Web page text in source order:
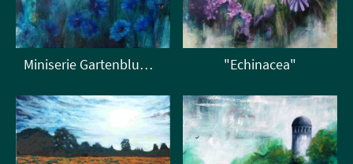
Miniserie Gartenblumen 3/3 "Echinacea"